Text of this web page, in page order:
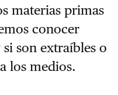
materias primas
conocer
son extraíbles o
los medios.